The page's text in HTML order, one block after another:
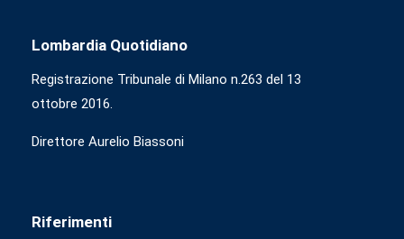
Lombardia Quotidiano
Registrazione Tribunale di Milano n.263 del 13
ottobre 2016.
Direttore Aurelio Biassoni
Riferimenti